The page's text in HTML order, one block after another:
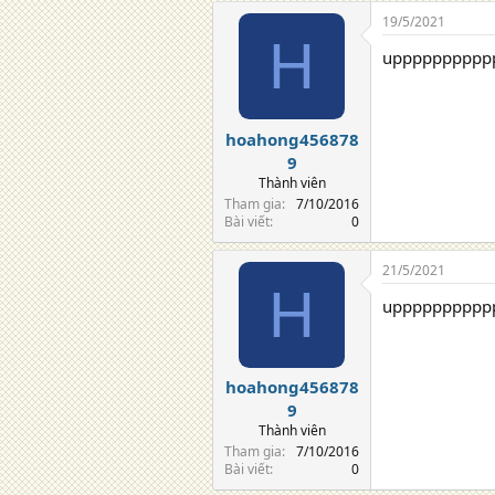
H
hoahong456878
9
Thành viên
Tham gia
7/10/2016
Bài viết
0
19/5/2021
H
hoahong456878
9
Thành viên
Tham gia
7/10/2016
Bài viết
0
21/5/2021